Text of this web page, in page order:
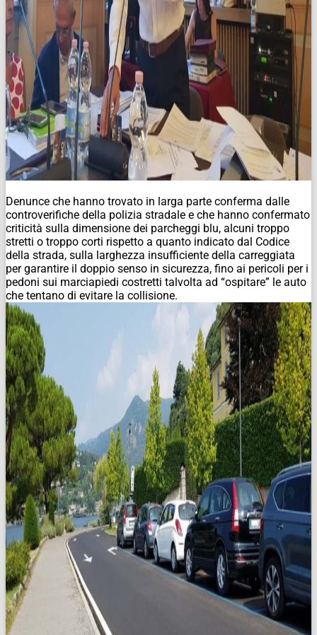
Denunce che hanno trovato in larga parte conferma dalle
controverifiche della polizia stradale e che hanno confermato
criticità sulla dimensione dei parcheggi blu, alcuni troppo
stretti o troppo corti rispetto a quanto indicato dal Codice
della strada, sulla larghezza insufficiente della carreggiata
per garantire il doppio senso in sicurezza, fino ai pericoli per i
pedoni sui marciapiedi costretti talvolta ad “ospitare” le auto
che tentano di evitare la collisione.